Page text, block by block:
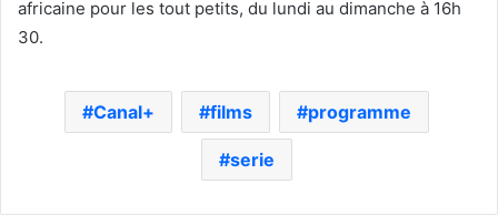
africaine pour les tout petits, du lundi au dimanche à 16h
30.
Canal+ films programme
serie